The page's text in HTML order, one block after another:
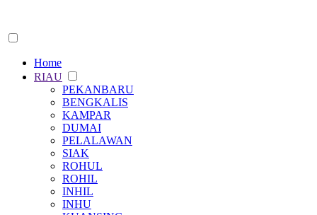
Home
RIAU
PEKANBARU
BENGKALIS
KAMPAR
DUMAI
PELALAWAN
SIAK
ROHUL
ROHIL
INHIL
INHU